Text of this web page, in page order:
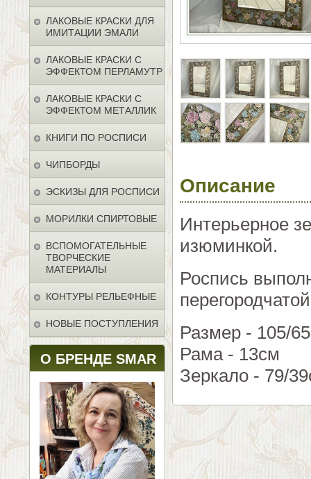
ЛАКОВЫЕ КРАСКИ ДЛЯ
ИМИТАЦИИ ЭМАЛИ
ЛАКОВЫЕ КРАСКИ С
ЭФФЕКТОМ ПЕРЛАМУТР
ЛАКОВЫЕ КРАСКИ С
ЭФФЕКТОМ МЕТАЛЛИК
КНИГИ ПО РОСПИСИ
ЧИПБОРДЫ
ЭСКИЗЫ ДЛЯ РОСПИСИ
МОРИЛКИ СПИРТОВЫЕ
ВСПОМОГАТЕЛЬНЫЕ
ТВОРЧЕСКИЕ
МАТЕРИАЛЫ
КОНТУРЫ РЕЛЬЕФНЫЕ
НОВЫЕ ПОСТУПЛЕНИЯ
О БРЕНДЕ SMAR
Описание
Интерьерное
изюминкой.
Роспись
Размер - 105/
Рама - 13см
Зеркало - 79/